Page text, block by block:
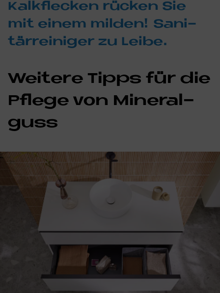
Kalk­flecken rücken Sie
mit ei­nem mil­den! Sa­ni­
tär­rei­ni­ger zu Lei­be.
Wei­te­re Tipps für die
Pfle­ge von Mi­ne­ral­
guss